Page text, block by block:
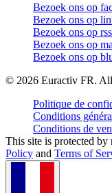
Bezoek ons op
Bezoek ons op
Bezoek ons op
Bezoek ons op
Bezoek ons op
© 2026 Euractiv FR.
Politique de
Conditions
Conditions de
This site is protected
Policy and Terms of